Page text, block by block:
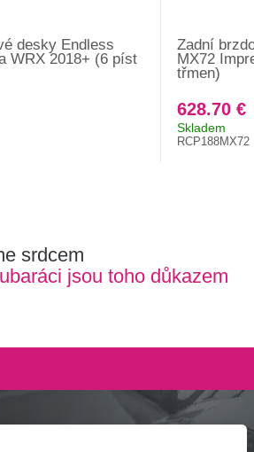
desky Endless
WRX 2018+ (6 píst
Zadní
MX72
třmen)
628.70 €
Skladem
RCP188MX72
srdcem
jsou toho důkazem